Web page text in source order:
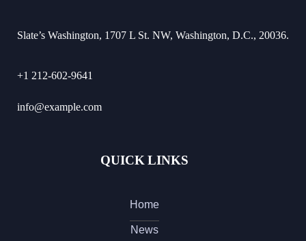
Slate’s Washington, 1707 L St. NW, Washington, D.C., 20036.
+1 212-602-9641
info@example.com
QUICK LINKS
Home
News